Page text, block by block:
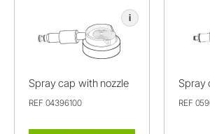
i
Spray cap with nozzle
REF 04396100
Spray
REF